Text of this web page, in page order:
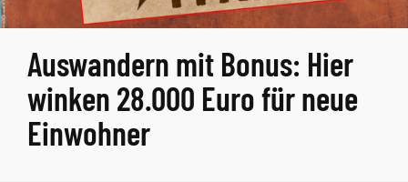
Auswandern mit Bonus: Hier
winken 28.000 Euro für neue
Einwohner